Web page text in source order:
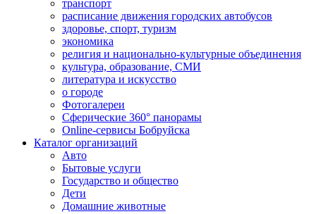
транспорт
расписание движения городских автобусов
здоровье, спорт, туризм
экономика
религия и национально-культурные объединения
культура, образование, СМИ
литература и искусство
о городе
Фотогалереи
Сферические 360° панорамы
Online-сервисы Бобруйска
Каталог организаций
Авто
Бытовые услуги
Государство и общество
Дети
Домашние животные